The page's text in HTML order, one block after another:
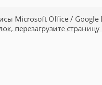
Microsoft Office / Google
перезагрузите страницу